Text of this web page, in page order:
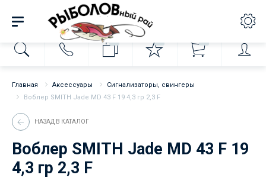
Главная Аксессуары
Сигнализаторы, свингеры
Воблер SMITH Jade MD 43 F 19 4,3 гр 2,3 F
НАЗАД В КАТАЛОГ
Воблер SMITH Jade MD 43 F 19
4,3 гр 2,3 F